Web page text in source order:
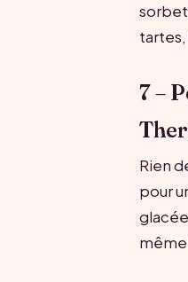
7 –
Rien
pour